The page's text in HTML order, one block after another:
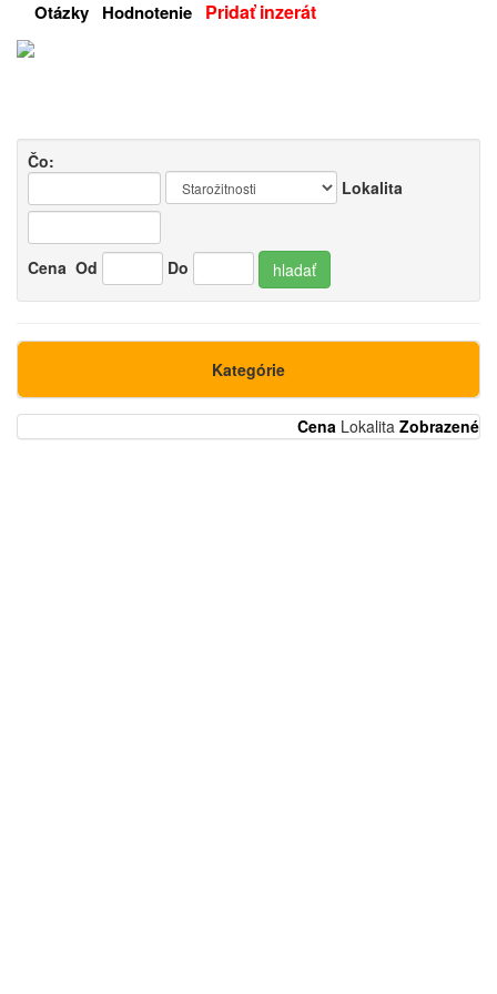
Otázky Hodnotenie Pridať inzerát
Čo:
Lokalita
Cena Od Do hladať
Kategórie
Cena Lokalita Zobrazené